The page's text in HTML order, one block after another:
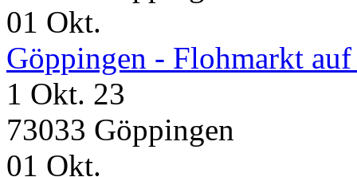
01 Okt.
Göppingen - Flohmarkt
1 Okt. 23
73033 Göppingen
01 Okt.